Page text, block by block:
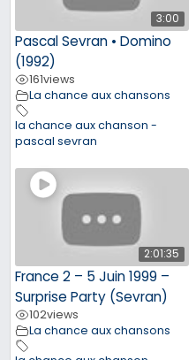
3:00
Pascal Sevran • Domino
(1992)
161views
La chance aux chansons
la chance aux chanson -
pascal sevran
2:01:35
France 2 – 5 Juin 1999 –
Surprise Party (Sevran)
102views
La chance aux chansons